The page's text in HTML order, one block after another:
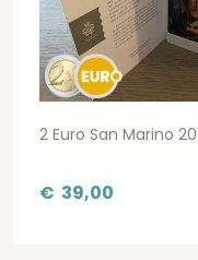
2 Euro San Marino
€ 39,00